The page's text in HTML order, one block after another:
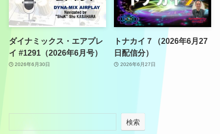
ダイナミックス・エアプレ
イ #1291（2026年6月号）
2026年6月30日
トナカイ７（2026年6月27
日配信分）
2026年6月27日
検索